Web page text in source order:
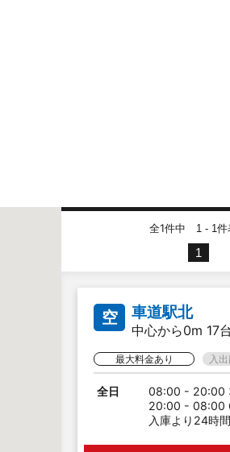
全1件中 1 - 1 件
1
空 車道駅北
中心から0m 17台
最大料金あり 入
全日
08:00 - 20:00
20:00 - 08:00
入庫より24時